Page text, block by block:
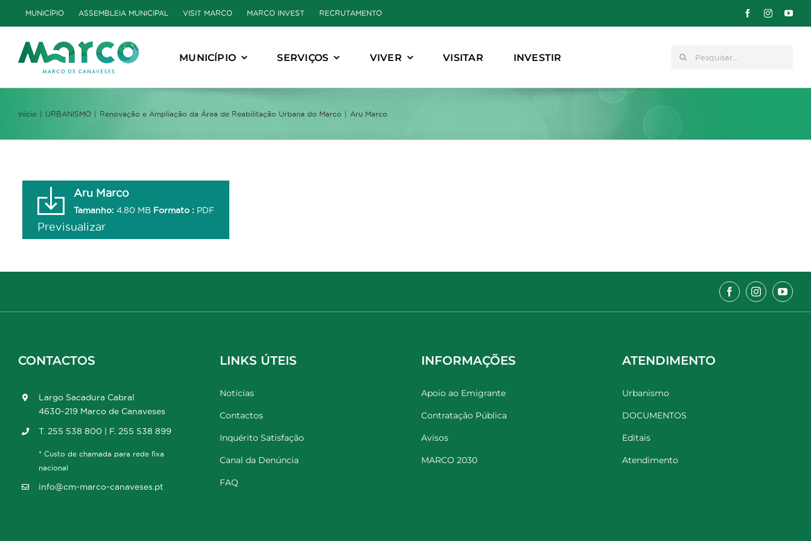
to
content
MUNICÍPIO ASSEMBLEIA MUNICIPAL VISIT MARCO MARCO INVEST RECRUTAMENTO
MUNICÍPIO SERVIÇOS VIVER VISITAR INVESTIR Pesquisar
Início URBANISMO Renovação e Ampliação da Área de Reabilitação Urbana do Marco Aru Marco
Aru Marco
Tamanho: 4.80 MB Formato : PDF
Previsualizar
CONTACTOS
Largo Sacadura Cabral
4630-219 Marco de Canaveses
T. 255 538 800 | F. 255 538 899
* Custo de chamada para rede fixa
nacional
info@cm-marco-canaveses.pt
LINKS ÚTEIS
Notícias
Contactos
Inquérito Satisfação
Canal da Denúncia
FAQ
INFORMAÇÕES
Apoio ao Emigrante
Contratação Pública
Avisos
MARCO 2030
ATENDIMENTO
Urbanismo
DOCUMENTOS
Editais
Atendimento